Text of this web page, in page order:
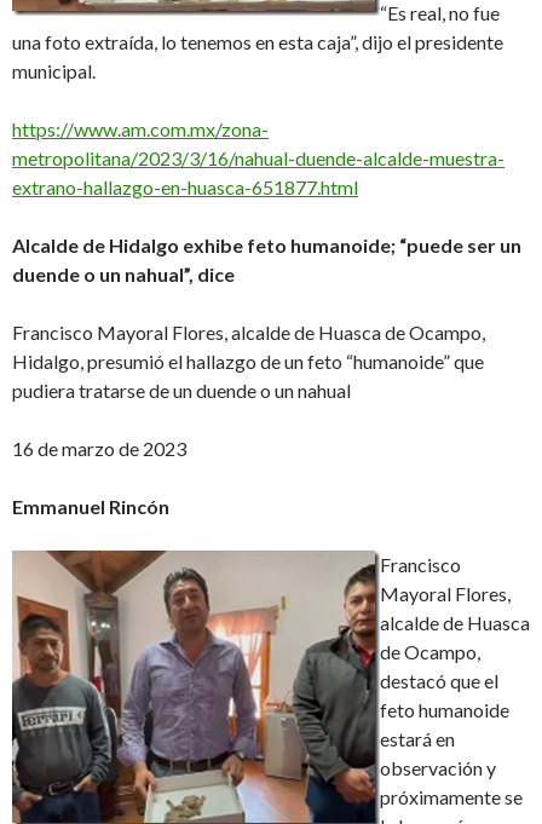
“Es real, no fue
una foto extraída, lo tenemos en esta caja”, dijo el presidente
municipal.
https://www.am.com.mx/zona-
metropolitana/2023/3/16/nahual-duende-alcalde-muestra-
extrano-hallazgo-en-huasca-651877.html
Alcalde de Hidalgo exhibe feto humanoide; “puede ser un
duende o un nahual”, dice
Francisco Mayoral Flores, alcalde de Huasca de Ocampo,
Hidalgo, presumió el hallazgo de un feto “humanoide” que
pudiera tratarse de un duende o un nahual
16 de marzo de 2023
Emmanuel Rincón
Francisco
Mayoral Flores,
alcalde de Huasca
de Ocampo,
destacó que el
feto humanoide
estará en
observación y
próximamente se